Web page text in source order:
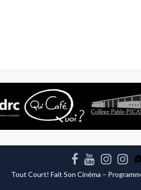
Tout Court! Fait Son Cinéma –